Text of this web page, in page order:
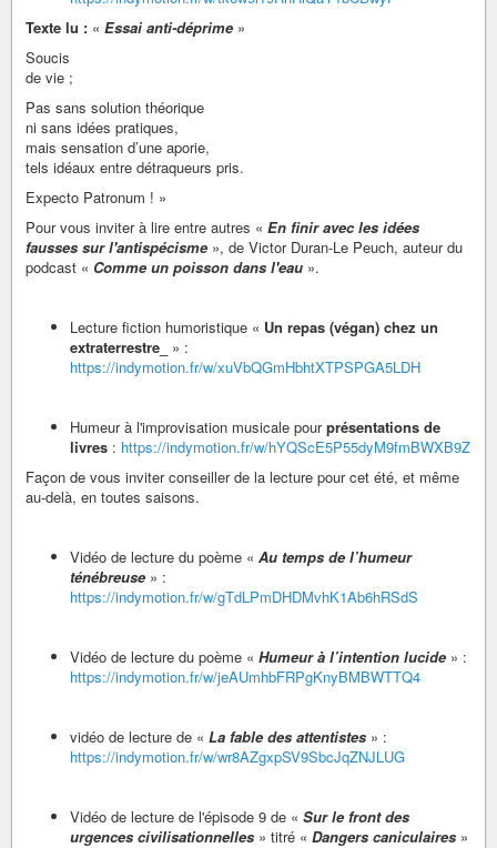
Texte lu : « Essai anti-déprime »
Soucis
de vie ;
Pas sans solution théorique
ni sans idées pratiques,
mais sensation d’une aporie,
tels idéaux entre détraqueurs pris.
Expecto Patronum ! »
Pour vous inviter à lire entre autres « En finir avec les idées
fausses sur l'antispécisme », de Victor Duran-Le Peuch, auteur du
podcast « Comme un poisson dans l'eau ».
Lecture fiction humoristique « Un repas (végan) chez un
extraterrestre_
» :
https://indymotion.fr/w/xuVbQGmHbhtXTPSPGA5LDH
Humeur à l'improvisation musicale pourprésentations de
livres : https://indymotion.fr/w/hYQScE5P55dyM9fmBWXB9Z
Façon de vous inviter conseiller de la lecture pour cet été, et même
au-delà, en toutes saisons.
Vidéo de lecture du poème « Au temps de l’humeur
ténébreuse » :
https://indymotion.fr/w/gTdLPmDHDMvhK1Ab6hRSdS
Vidéo de lecture du poème « Humeur à l’intention lucide » :
https://indymotion.fr/w/jeAUmhbFRPgKnyBMBWTTQ4
vidéo de lecture de « La fable des attentistes » :
https://indymotion.fr/w/wr8AZgxpSV9SbcJqZNJLUG
Vidéo de lecture de l'épisode 9 de « Sur le front des
urgences civilisationnelles » titré « Dangers caniculaires »